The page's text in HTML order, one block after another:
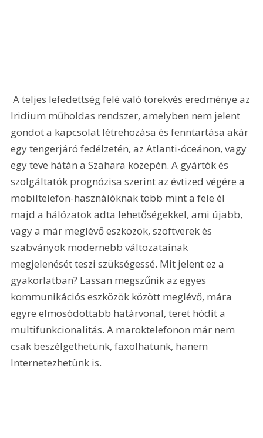
A teljes lefedettség felé való törekvés eredménye az
Iridium műholdas rendszer, amelyben nem jelent
gondot a kapcsolat létrehozása és fenntartása akár
egy tengerjáró fedélzetén, az Atlanti-óceánon, vagy
egy teve hátán a Szahara közepén. A gyártók és
szolgáltatók prognózisa szerint az évtized végére a
mobiltelefon-használóknak több mint a fele él
majd a hálózatok adta lehetőségekkel, ami újabb,
vagy a már meglévő eszközök, szoftverek és
szabványok modernebb változatainak
megjelenését teszi szükségessé. Mit jelent ez a
gyakorlatban? Lassan megszűnik az egyes
kommunikációs eszközök között meglévő, mára
egyre elmosódottabb határvonal, teret hódít a
multifunkcionalitás. A maroktelefonon már nem
csak beszélgethetünk, faxolhatunk, hanem
Internetezhetünk is.